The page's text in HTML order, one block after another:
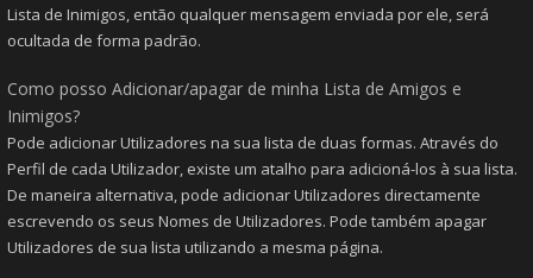
Lista de Inimigos, então qualquer mensagem enviada por ele, será
ocultada de forma padrão.
Como posso Adicionar/apagar de minha Lista de Amigos e
Inimigos?
Pode adicionar Utilizadores na sua lista de duas formas. Através do
Perfil de cada Utilizador, existe um atalho para adicioná-los à sua lista.
De maneira alternativa, pode adicionar Utilizadores directamente
escrevendo os seus Nomes de Utilizadores. Pode também apagar
Utilizadores de sua lista utilizando a mesma página.